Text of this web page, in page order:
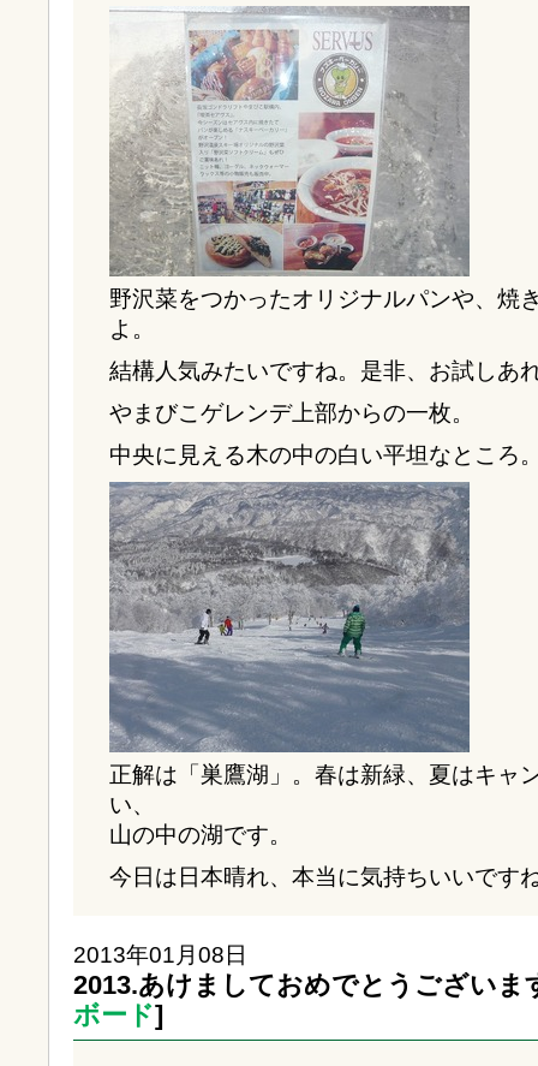
野沢菜をつかったオリジナルパンや、焼
よ。
結構人気みたいですね。是非、お試しあ
やまびこゲレンデ上部からの一枚。
中央に見える木の中の白い平坦なところ
正解は「巣鷹湖」。春は新緑、夏はキャ
い、
山の中の湖です。
今日は日本晴れ、本当に気持ちいいです
2013年01月08日
2013.あけましておめでとうございま
ボード]